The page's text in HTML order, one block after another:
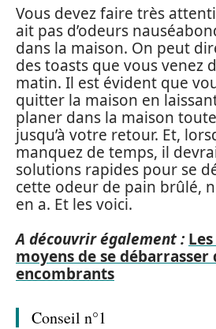
Vous devez faire très
ait pas d’odeurs
dans la maison. On peut
des toasts que vous venez
matin. Il est évident que
quitter la maison en
planer dans la maison
jusqu’à votre retour. Et,
manquez de temps, il
solutions rapides pour se
cette odeur de pain brûlé,
en a. Et les voici.
A découvrir également :
moyens de se débarrasser
encombrants
Conseil n°1